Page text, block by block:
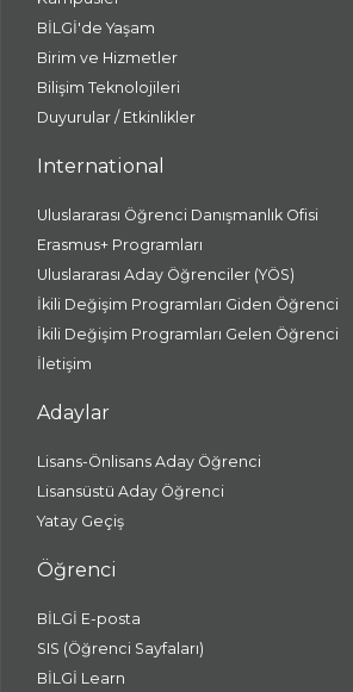
BİLGİ'de Yaşam
Birim ve Hizmetler
Bilişim Teknolojileri
Duyurular / Etkinlikler
International
Uluslararası Öğrenci Danışmanlık Ofisi
Erasmus+ Programları
Uluslararası Aday Öğrenciler (YÖS)
İkili Değişim Programları Giden Öğrenci
İkili Değişim Programları Gelen Öğrenci
İletişim
Adaylar
Lisans-Önlisans Aday Öğrenci
Lisansüstü Aday Öğrenci
Yatay Geçiş
Öğrenci
BİLGİ E-posta
SIS (Öğrenci Sayfaları)
BİLGİ Learn